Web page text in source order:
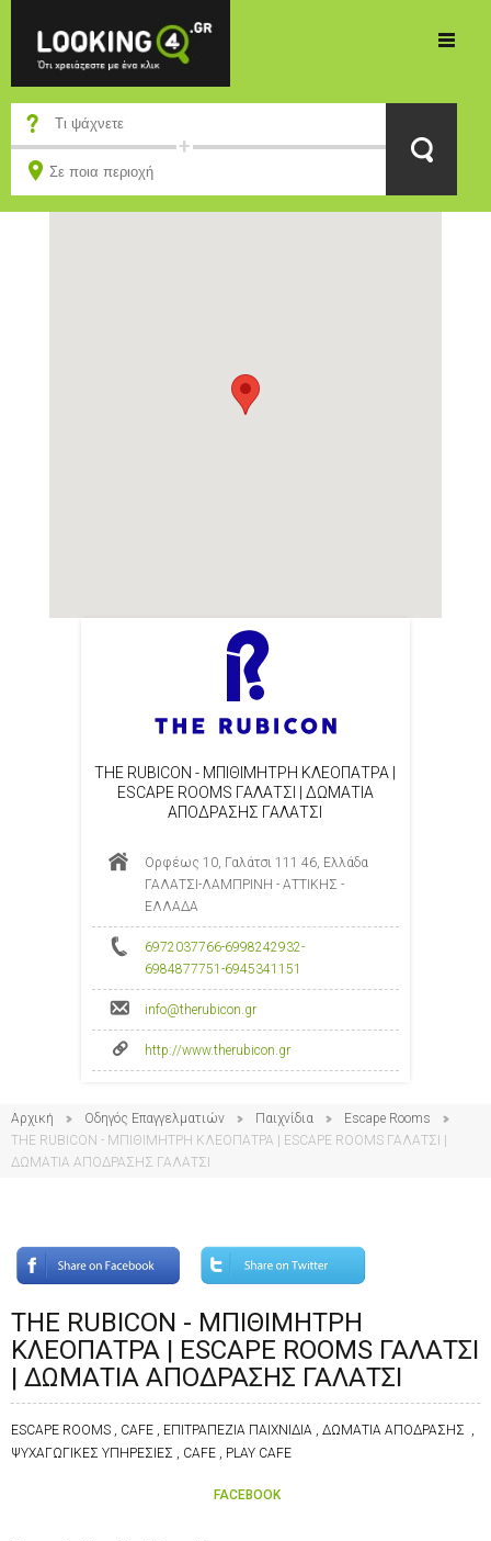
THE RUBICON - ΜΠΙΘΙΜΗΤΡΗ ΚΛΕΟΠΑΤΡΑ |
ESCAPE ROOMS ΓΑΛΑΤΣΙ | ΔΩΜΑΤΙΑ
ΑΠΟΔΡΑΣΗΣ ΓΑΛΑΤΣΙ
Ορφέως 10, Γαλάτσι 111 46, Ελλάδα
ΓΑΛΑΤΣΙ-ΛΑΜΠΡΙΝΗ - ΑΤΤΙΚΗΣ -
ΕΛΛΑΔΑ
6972037766-6998242932-
6984877751-6945341151
info@therubicon.gr
http://www.therubicon.gr
Αρχική Οδηγός Επαγγελματιών Παιχνίδια
Escape Rooms
THE RUBICON - ΜΠΙΘΙΜΗΤΡΗ ΚΛΕΟΠΑΤΡΑ | ESCAPE ROOMS ΓΑΛΑΤΣΙ |
ΔΩΜΑΤΙΑ ΑΠΟΔΡΑΣΗΣ ΓΑΛΑΤΣΙ
THE RUBICON - ΜΠΙΘΙΜΗΤΡΗ
ΚΛΕΟΠΑΤΡΑ | ESCAPE ROOMS ΓΑΛΑΤΣΙ
| ΔΩΜΑΤΙΑ ΑΠΟΔΡΑΣΗΣ ΓΑΛΑΤΣΙ
ESCAPE ROOMS , CAFE , ΕΠΙΤΡΑΠΕΖΙΑ ΠΑΙΧΝΙΔΙΑ , ΔΩΜΑΤΙΑ ΑΠΟΔΡΑΣΗΣ ,
ΨΥΧΑΓΩΓΙΚΕΣ ΥΠΗΡΕΣΙΕΣ , CAFE , PLAY CAFE
FACEBOOK